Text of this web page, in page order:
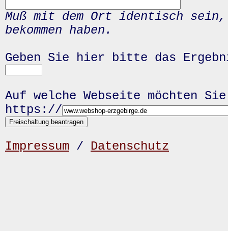
Muß mit dem Ort identisch
bekommen haben.
Geben Sie hier bitte das
Auf welche Webseite möchten
https://
Impressum / Datenschutz